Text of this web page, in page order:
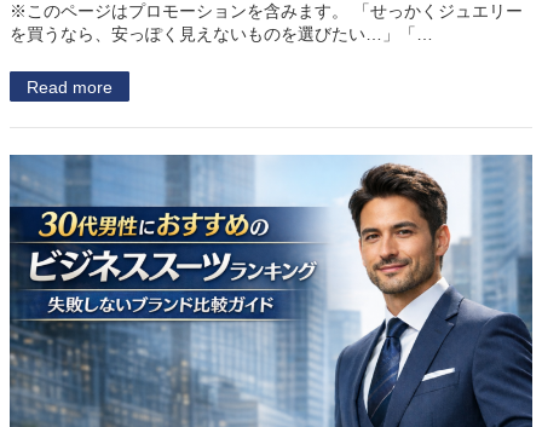
※このページはプロモーションを含みます。 「せっかくジュエリー
を買うなら、安っぽく見えないものを選びたい…」「…
Read more